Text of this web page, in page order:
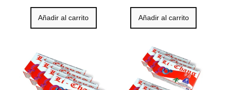
Añadir al carrito Añadir al carrito